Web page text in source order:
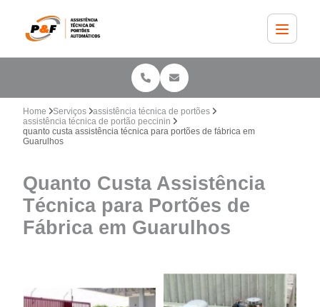
Home Serviços
assistência técnica de portões
assistência técnica de portão peccinin
quanto custa assistência técnica para portões de fábrica em
Guarulhos
Quanto Custa Assistência
Técnica para Portões de
Fábrica em Guarulhos